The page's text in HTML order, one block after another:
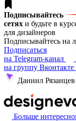
Подписывайтесь
сетях и будьте в
для дизайнеров
Подписывайтесь на
Подписаться
на Telegram-канал
на группу Вконтакте
Даниил Рязанцев
Больше